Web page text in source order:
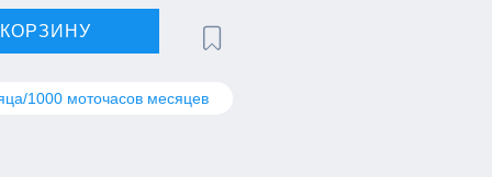
1000 моточасов месяцев